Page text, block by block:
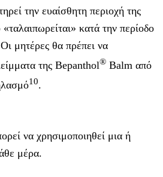
την ευαίσθητη περιοχή της
κατά την περίοδο
μητέρες θα πρέπει να
της Bepanthol® Balm από
10.
να χρησιμοποιηθεί μια ή
μέρα.